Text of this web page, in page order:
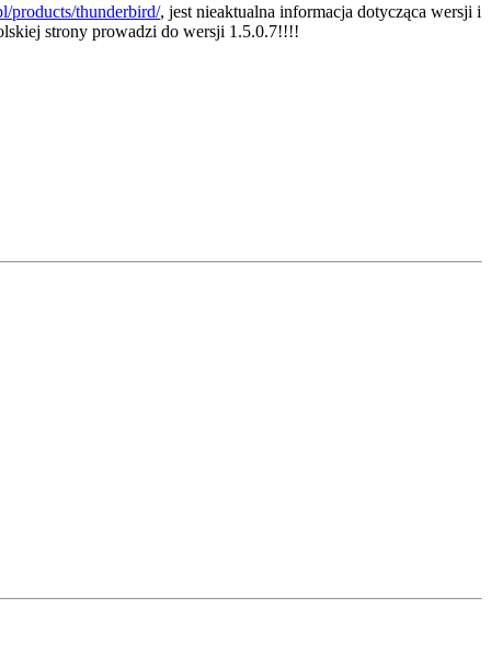
products/thunderbird/, jest nieaktualna informacja dotycząca wersji i
strony prowadzi do wersji 1.5.0.7!!!!